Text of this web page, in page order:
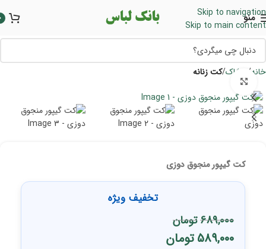
Skip to navigation
Skip to main content
منو
خانه پوشاک کت زنانه
کت گیپور منجوق دوزی
تخفیف ویژه
689,000تومان
589,000تومان